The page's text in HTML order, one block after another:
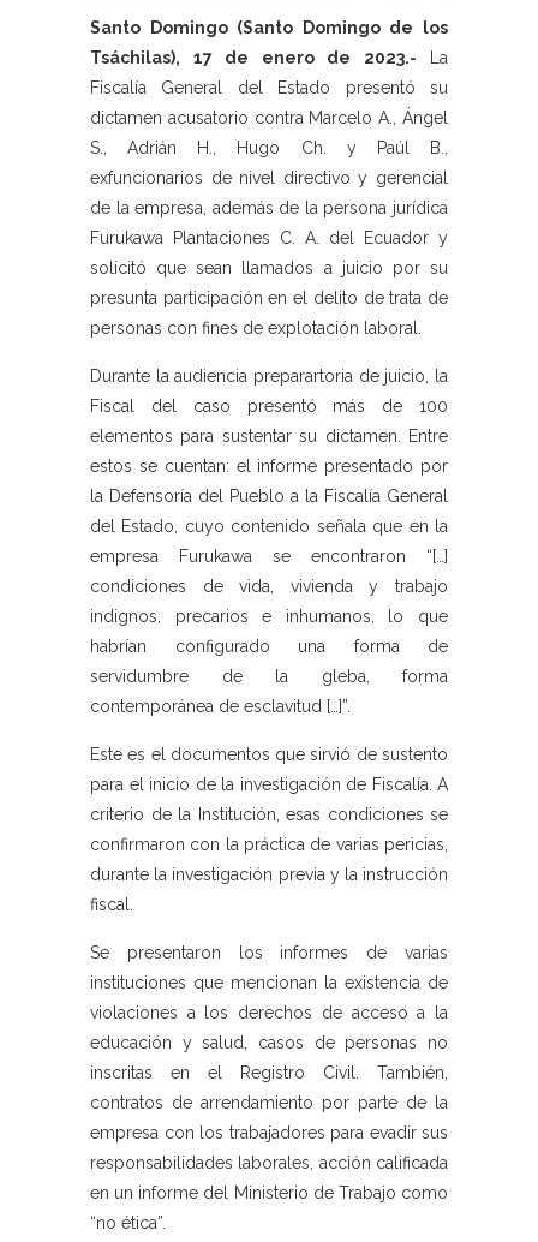
Santo Domingo (Santo Domingo de los
Tsáchilas), 17 de enero de 2023.- La
Fiscalía General del Estado presentó su
dictamen acusatorio contra Marcelo A., Ángel
S., Adrián H., Hugo Ch. y Paúl B.,
exfuncionarios de nivel directivo y gerencial
de la empresa, además de la persona jurídica
Furukawa Plantaciones C. A. del Ecuador y
solicitó que sean llamados a juicio por su
presunta participación en el delito de trata de
personas con fines de explotación laboral.
Durante la audiencia preparartoria de juicio, la
Fiscal del caso presentó más de 100
elementos para sustentar su dictamen. Entre
estos se cuentan: el informe presentado por
la Defensoría del Pueblo a la Fiscalía General
del Estado, cuyo contenido señala que en la
empresa Furukawa se encontraron “[…]
condiciones de vida, vivienda y trabajo
indignos, precarios e inhumanos, lo que
habrían configurado una forma de
servidumbre de la gleba, forma
contemporánea de esclavitud […]”.
Este es el documentos que sirvió de sustento
para el inicio de la investigación de Fiscalía. A
criterio de la Institución, esas condiciones se
confirmaron con la práctica de varias pericias,
durante la investigación previa y la instrucción
fiscal.
Se presentaron los informes de varias
instituciones que mencionan la existencia de
violaciones a los derechos de acceso a la
educación y salud, casos de personas no
inscritas en el Registro Civil. También,
contratos de arrendamiento por parte de la
empresa con los trabajadores para evadir sus
responsabilidades laborales, acción calificada
en un informe del Ministerio de Trabajo como
“no ética”.